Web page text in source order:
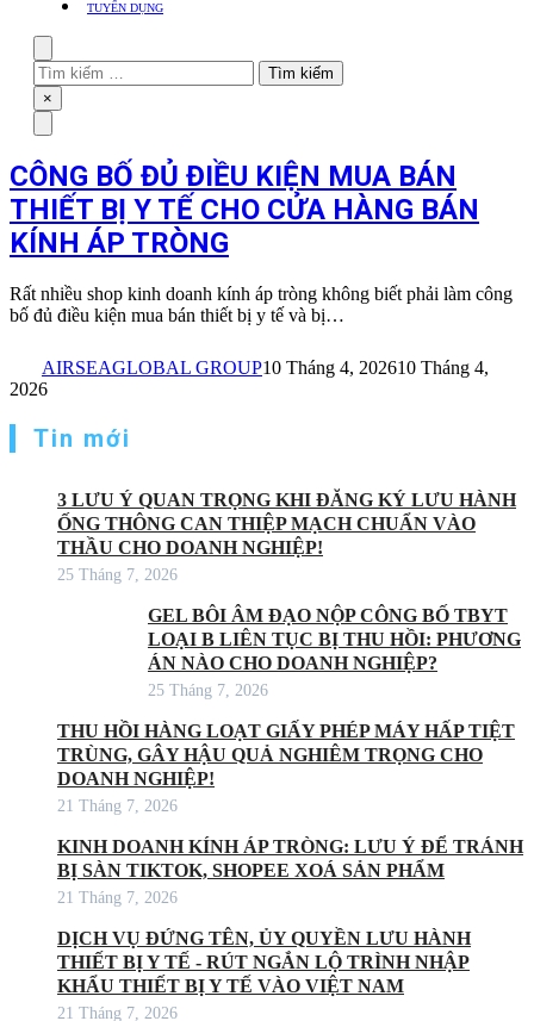
TUYỂN DỤNG
Tìm
kiếm
cho:
Close
×
CÔNG BỐ ĐỦ ĐIỀU KIỆN MUA BÁN
THIẾT BỊ Y TẾ CHO CỬA HÀNG BÁN
KÍNH ÁP TRÒNG
Rất nhiều shop kinh doanh kính áp tròng không biết phải làm công
bố đủ điều kiện mua bán thiết bị y tế và bị…
AIRSEAGLOBAL GROUP10 Tháng 4, 202610 Tháng 4,
2026
Tin mới
3 LƯU Ý QUAN TRỌNG KHI ĐĂNG KÝ LƯU HÀNH
ỐNG THÔNG CAN THIỆP MẠCH CHUẨN VÀO
THẦU CHO DOANH NGHIỆP!
25 Tháng 7, 2026
GEL BÔI ÂM ĐẠO NỘP CÔNG BỐ TBYT
LOẠI B LIÊN TỤC BỊ THU HỒI: PHƯƠNG
ÁN NÀO CHO DOANH NGHIỆP?
25 Tháng 7, 2026
THU HỒI HÀNG LOẠT GIẤY PHÉP MÁY HẤP TIỆT
TRÙNG, GÂY HẬU QUẢ NGHIÊM TRỌNG CHO
DOANH NGHIỆP!
21 Tháng 7, 2026
KINH DOANH KÍNH ÁP TRÒNG: LƯU Ý ĐỂ TRÁNH
BỊ SÀN TIKTOK, SHOPEE XOÁ SẢN PHẨM
21 Tháng 7, 2026
DỊCH VỤ ĐỨNG TÊN, ỦY QUYỀN LƯU HÀNH
THIẾT BỊ Y TẾ - RÚT NGẮN LỘ TRÌNH NHẬP
KHẨU THIẾT BỊ Y TẾ VÀO VIỆT NAM
21 Tháng 7, 2026